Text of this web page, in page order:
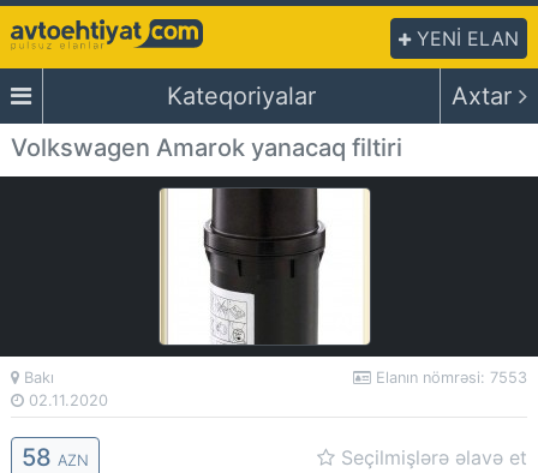
YENİ ELAN
Kateqoriyalar
Axtar
Volkswagen Amarok yanacaq filtiri
Bakı
02.11.2020
Elanın nömrəsi: 7553
58 AZN Seçilmişlərə əlavə et